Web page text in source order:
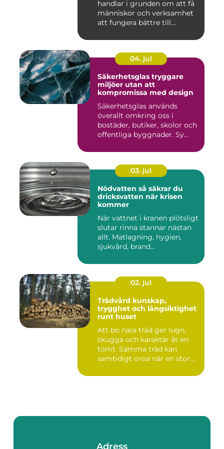
handlar i grunden om att få
människor och verksamhet
att fungera bättre till...
04. jul
Säkerhetsglas tryggare
miljöer utan att
kompromissa med design
Säkerhetsglas används
överallt omkring oss i
bostäder, butiker, skolor och
offentliga byggnader. Sy...
03. jul
Nödvatten så säkrar du
dricksvatten när krisen
kommer
När vattnet i kranen plötsligt
slutar rinna stannar nästan
allt. Matlagning, hygien,
sjukvård, brand...
02. jul
Trädvård kunskap,
trygghet och långsiktighet
runt huset
Att bo nära träd ger lugn,
skugga och karaktär åt en
tomt. Samma träd kan
samtidigt oroa när en stor...
Adress